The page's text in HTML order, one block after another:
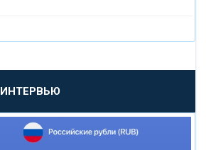
«ПРОМСВЯЗЬБАНК»
«НОВИКОМБАНК»
ИНТЕРВЬЮ